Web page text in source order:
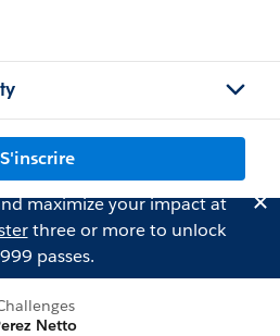
S'inscrire
maximize your impact at
three or more to unlock
passes.
Netto